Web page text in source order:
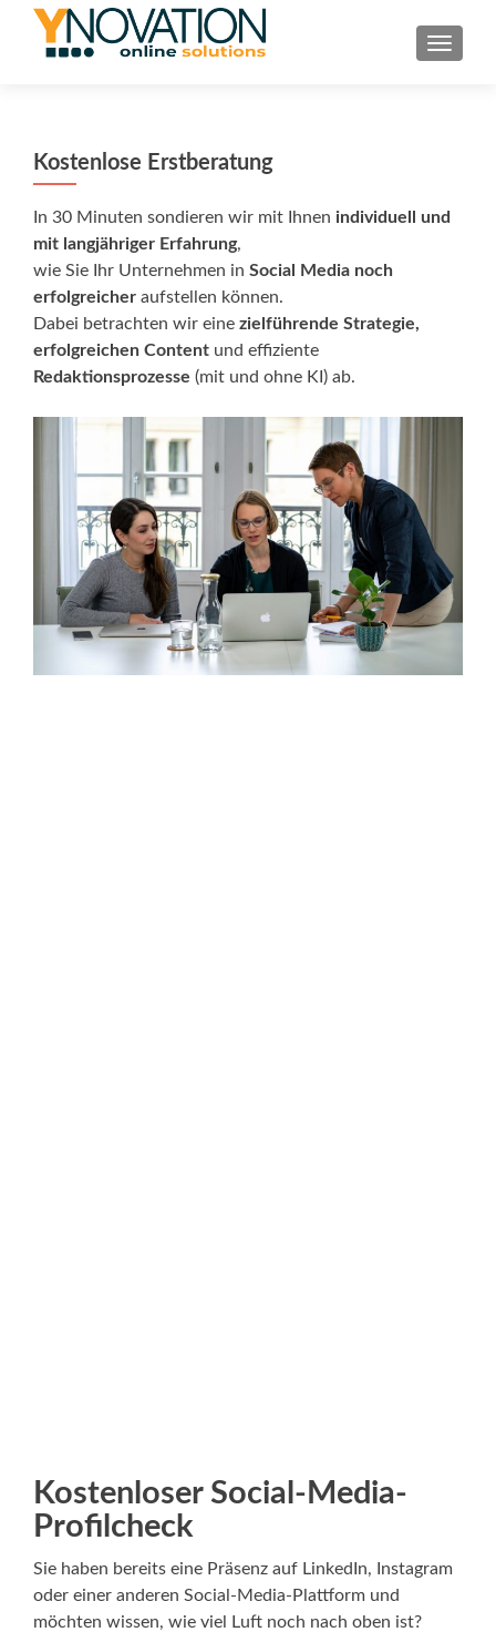
Kostenlose Erstberatung
In 30 Minuten sondieren wir mit Ihnen individuell und
mit langjähriger Erfahrung,
wie Sie Ihr Unternehmen in Social Media noch
erfolgreicher aufstellen können.
Dabei betrachten wir eine zielführende Strategie,
erfolgreichen Content und effiziente
Redaktionsprozesse (mit und ohne KI) ab.
Kostenloser Social-Media-
Profilcheck
Sie haben bereits eine Präsenz auf LinkedIn, Instagram
oder einer anderen Social-Media-Plattform und
möchten wissen, wie viel Luft noch nach oben ist?